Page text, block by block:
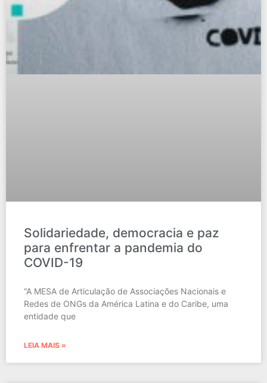
Solidariedade, democracia e paz
para enfrentar a pandemia do
COVID-19
“A MESA de Articulação de Associações Nacionais e
Redes de ONGs da América Latina e do Caribe, uma
entidade que
LEIA MAIS »